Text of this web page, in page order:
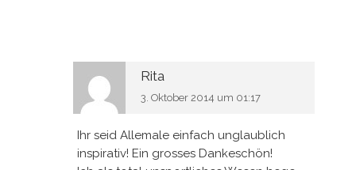
Rita
3. Oktober 2014 um 01:17
Ihr seid Allemale einfach unglaublich
inspirativ! Ein grosses Dankeschön!